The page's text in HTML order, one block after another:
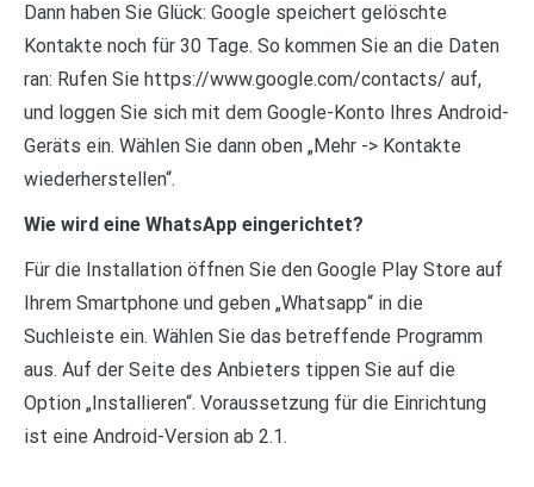
Dann haben Sie Glück: Google speichert gelöschte
Kontakte noch für 30 Tage. So kommen Sie an die Daten
ran: Rufen Sie https://www.google.com/contacts/ auf,
und loggen Sie sich mit dem Google-Konto Ihres Android-
Geräts ein. Wählen Sie dann oben „Mehr -> Kontakte
wiederherstellen“.
Wie wird eine WhatsApp eingerichtet?
Für die Installation öffnen Sie den Google Play Store auf
Ihrem Smartphone und geben „Whatsapp“ in die
Suchleiste ein. Wählen Sie das betreffende Programm
aus. Auf der Seite des Anbieters tippen Sie auf die
Option „Installieren“. Voraussetzung für die Einrichtung
ist eine Android-Version ab 2.1.